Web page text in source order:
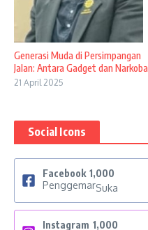
Generasi Muda di Persimpangan
Jalan: Antara Gadget dan Narkoba
21 April 2025
Social Icons
Facebook 1,000
PenggemarSuka
Instagram 1,000